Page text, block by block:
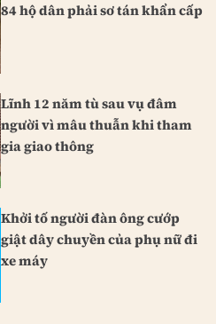
84 hộ dân phải sơ tán khẩn cấp
Lĩnh 12 năm tù sau vụ đâm
người vì mâu thuẫn khi tham
gia giao thông
Khởi tố người đàn ông cướp
giật dây chuyền của phụ nữ đi
xe máy